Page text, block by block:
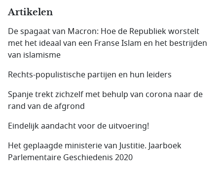
Artikelen
De spagaat van Macron: Hoe de Republiek worstelt
met het ideaal van een Franse Islam en het bestrijden
van islamisme
Rechts-populistische partijen en hun leiders
Spanje trekt zichzelf met behulp van corona naar de
rand van de afgrond
Eindelijk aandacht voor de uitvoering!
Het geplaagde ministerie van Justitie. Jaarboek
Parlementaire Geschiedenis 2020